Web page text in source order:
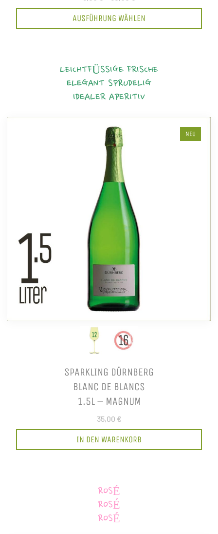
AUSFÜHRUNG WÄHLEN
LEICHTFÜSSIGE FRISCHE
ELEGANT SPRUDELIG
IDEALER APERITIV
NEU
SPARKLING DÜRNBERG
BLANC DE BLANCS
1.5L – MAGNUM
35,00 €
IN DEN WARENKORB
ROSÉ
ROSÉ
ROSÉ